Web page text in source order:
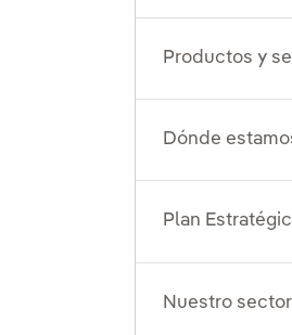
Productos y
Dónde
Plan
Nuestro sector